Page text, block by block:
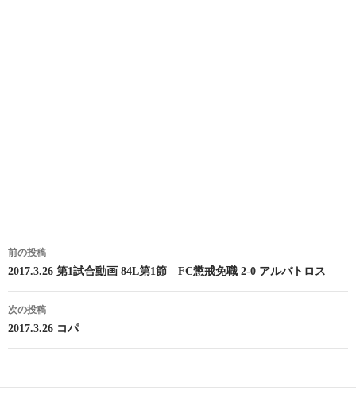
投
稿
ナ
ビ
ー
前の投稿
2017.3.26 第1試合動画 84L第1節 FC懲戒免職 2-0 アルバトロス
次の投稿
2017.3.26 コパ